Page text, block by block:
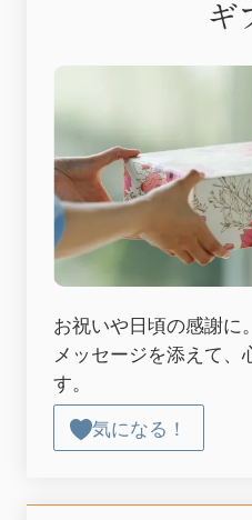
ギ
お祝いや日頃の感謝に
メッセージを添えて、
す。
気になる！